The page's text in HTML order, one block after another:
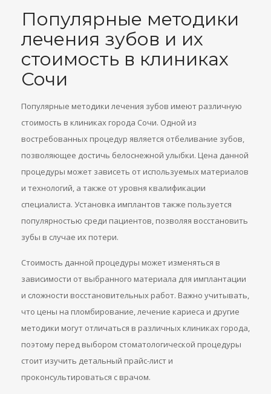
Популярные методики
лечения зубов и их
стоимость в клиниках
Сочи
Популярные методики лечения зубов имеют различную
стоимость в клиниках города Сочи. Одной из
востребованных процедур является отбеливание зубов,
позволяющее достичь белоснежной улыбки. Цена данной
процедуры может зависеть от используемых материалов
и технологий, а также от уровня квалификации
специалиста. Установка имплантов также пользуется
популярностью среди пациентов, позволяя восстановить
зубы в случае их потери.
Стоимость данной процедуры может изменяться в
зависимости от выбранного материала для имплантации
и сложности восстановительных работ. Важно учитывать,
что цены на пломбирование, лечение кариеса и другие
методики могут отличаться в различных клиниках города,
поэтому перед выбором стоматологической процедуры
стоит изучить детальный прайс-лист и
проконсультироваться с врачом.